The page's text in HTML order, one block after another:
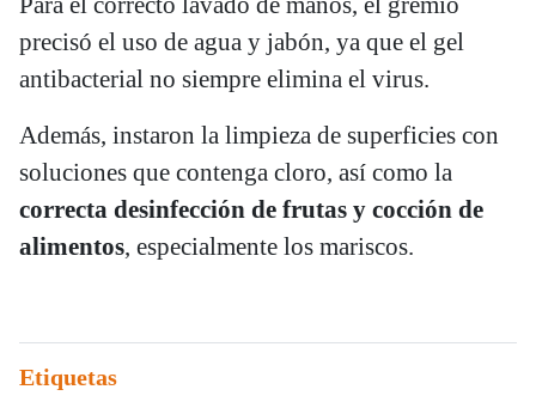
precisó el uso de agua y jabón, ya que el gel
antibacterial no siempre elimina el virus.
Además, instaron la limpieza de superficies con
soluciones que contenga cloro, así como la
correcta desinfección de frutas y cocción de
alimentos, especialmente los mariscos.
Etiquetas